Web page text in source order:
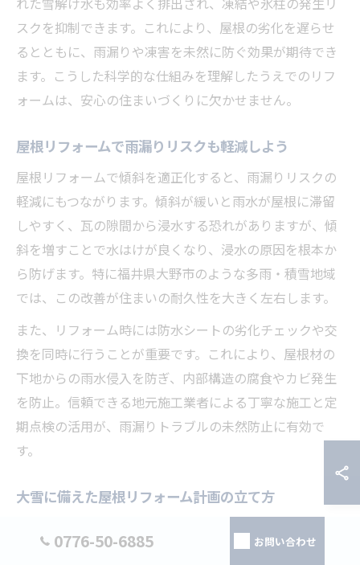
スクを抑制できます。これにより、屋根の劣化を遅らせ
るとともに、雨漏りや凍害を未然に防ぐ効果が期待でき
ます。こうした科学的な仕組みを理解したうえでのリフ
ォームは、安心の住まいづくりに欠かせません。
屋根リフォームで雨漏りリスクも軽減しよう
屋根リフォームで傾斜を適正化すると、雨漏りリスクの
軽減にもつながります。傾斜が緩いと雨水が屋根に滞留
しやすく、瓦の隙間から浸水する恐れがありますが、傾
斜を増すことで水はけが良くなり、浸水の原因を根本か
ら防げます。特に福井県大野市のような多雨・積雪地域
では、この改善が住まいの耐久性を大きく左右します。
また、リフォーム時には防水シートの劣化チェックや交
換を同時に行うことが重要です。これにより、屋根材の
下地からの雨水侵入を防ぎ、内部構造の腐食やカビ発生
を防止。信頼できる地元施工業者による丁寧な施工と定
期点検の活用が、雨漏りトラブルの未然防止に有効で
す。
大雪に備えた屋根リフォーム計画の立て方
まず地域の積雪量や気象条件を踏まえた屋根勾配の設定
0776-50-6885 お問い合わせ